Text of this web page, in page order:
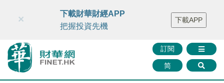
財華智庫網 FINTV FINMETA 財華證券 媒體矩陣
智庫沙龍
聯絡我們
訂閱
简
×
下載財華財經APP
把握投資先機
下載APP